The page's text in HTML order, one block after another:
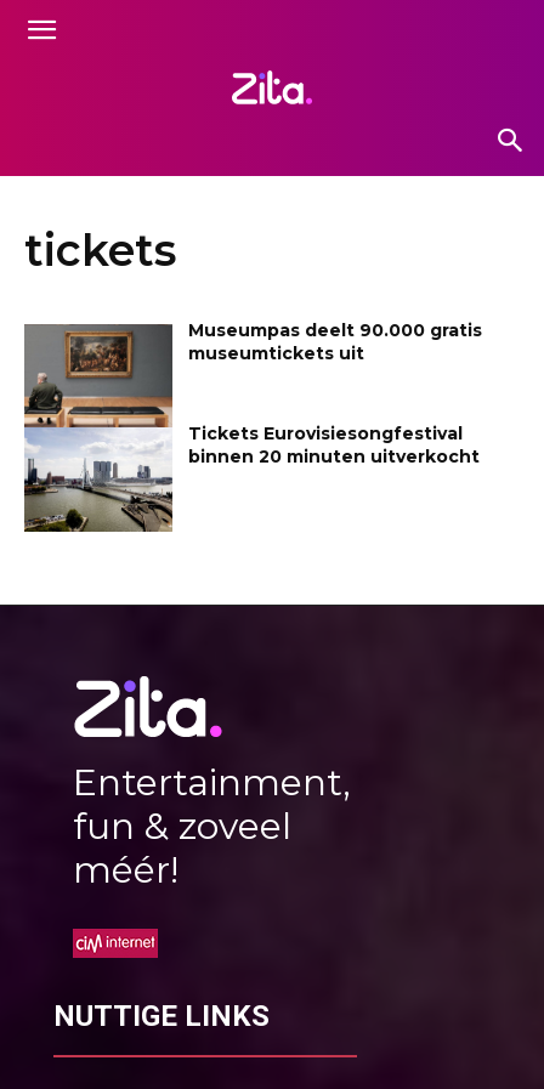
tickets
Museumpas deelt 90.000 gratis
museumtickets uit
Tickets Eurovisiesongfestival
binnen 20 minuten uitverkocht
Entertainment,
fun & zoveel
méér!
NUTTIGE LINKS